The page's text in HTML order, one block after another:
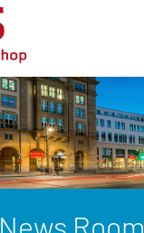
News Room